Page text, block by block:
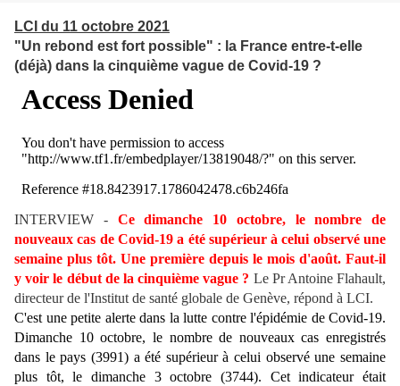
LCI du 11 octobre 2021
"Un rebond est fort possible" : la France entre-t-elle
(déjà) dans la cinquième vague de Covid-19 ?
INTERVIEW - Ce dimanche 10 octobre, le nombre de
nouveaux cas de Covid-19 a été supérieur à celui observé une
semaine plus tôt. Une première depuis le mois d'août. Faut-il
y voir le début de la cinquième vague ? Le Pr Antoine Flahault,
directeur de l'Institut de santé globale de Genève, répond à LCI.
C'est une petite alerte dans la lutte contre l'épidémie de Covid-19.
Dimanche 10 octobre, le nombre de nouveaux cas enregistrés
dans le pays (3991) a été supérieur à celui observé une semaine
plus tôt, le dimanche 3 octobre (3744). Cet indicateur était